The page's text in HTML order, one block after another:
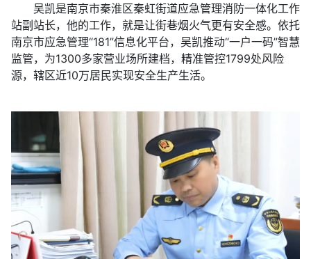
吴凯是南京市秦淮区秦虹街道应急管理消防一体化工作
站副站长，他的工作，就是让街巷烟火气更有安全感。依托
南京市应急管理“181”信息化平台，吴凯推动“一户一码”智慧
监管，为1300多家营业场所建档，精准管控1799处风险
源，辖区近10万居民实现安全生产生活。